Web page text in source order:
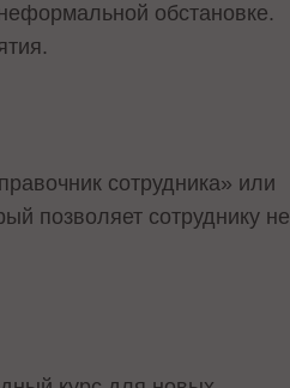
обстановке.
сотрудника» или
позволяет сотруднику не